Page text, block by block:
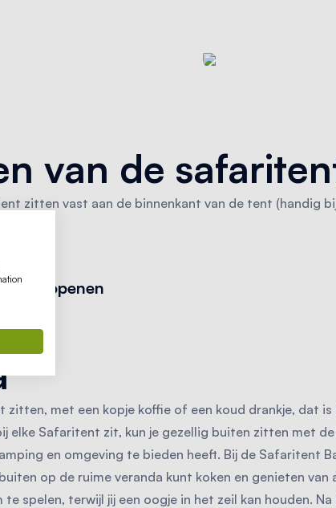
van de
zitten vast aan de binnenkant van de tent (handig
te openen
zitten, met een kopje koffie of een koud drankje, dat
elke Safaritent zit, kun je gezellig buiten zitten met
en omgeving te bieden heeft. Bij de Safaritent
op de ruime veranda kunt koken en genieten van
te spelen, terwijl jij een oogje in het zeil kan houden.